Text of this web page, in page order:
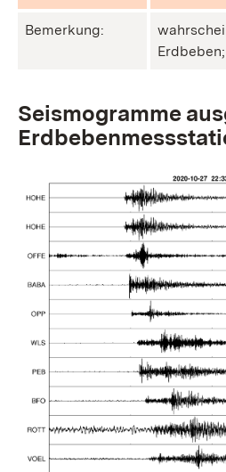
Bemerkung:
Seismogramme